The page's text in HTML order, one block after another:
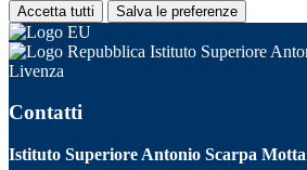
Accetta tutti Salva le preferenze
Istituto Superiore
Livenza
Contatti
Istituto Superiore Antonio Scarpa